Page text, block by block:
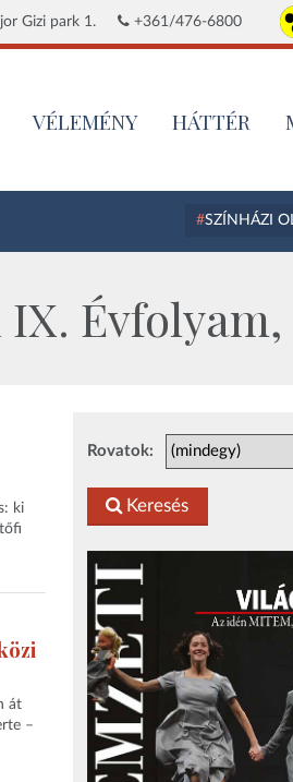
Gizi park 1. +361/476-6800
VÉLEMÉNY HÁTTÉR
SZÍNHÁZI
Évfolyam,
Rovatok:
Keresés
ki
át
–